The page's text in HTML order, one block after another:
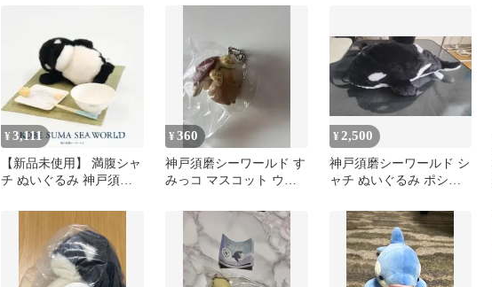
¥3,111
【新品未使用】 満腹シャ
チ ぬいぐるみ 神戸須磨
¥360
神戸須磨シーワールド す
みっコ マスコット ウミ
¥ 2,500
神戸須磨シーワールド シ
ャチ ぬいぐるみ ポシェ